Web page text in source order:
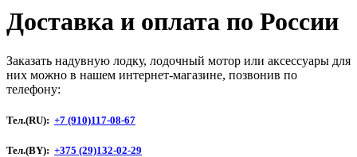
Доставка и оплата по России
Заказать надувную лодку, лодочный мотор или аксессуары для
них можно в нашем интернет-магазине, позвонив по
телефону:
Тел.(RU): +7 (910)117-08-67
Тел.(BY): +375 (29)132-02-29